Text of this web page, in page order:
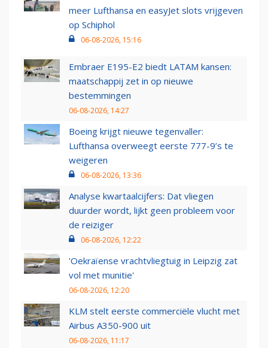
meer Lufthansa en easyJet slots vrijgeven
op Schiphol
06-08-2026, 15:16
Embraer E195-E2 biedt LATAM kansen:
maatschappij zet in op nieuwe
bestemmingen
06-08-2026, 14:27
Boeing krijgt nieuwe tegenvaller:
Lufthansa overweegt eerste 777-9’s te
weigeren
06-08-2026, 13:36
Analyse kwartaalcijfers: Dat vliegen
duurder wordt, lijkt geen probleem voor
de reiziger
06-08-2026, 12:22
'Oekraïense vrachtvliegtuig in Leipzig zat
vol met munitie'
06-08-2026, 12:20
KLM stelt eerste commerciële vlucht met
Airbus A350-900 uit
06-08-2026, 11:17